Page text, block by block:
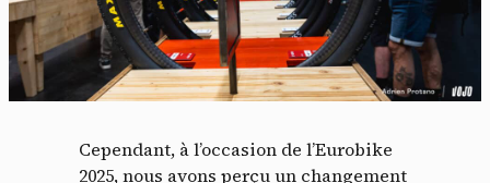
Cependant, à l’occasion de l’Eurobike
2025, nous avons perçu un changement